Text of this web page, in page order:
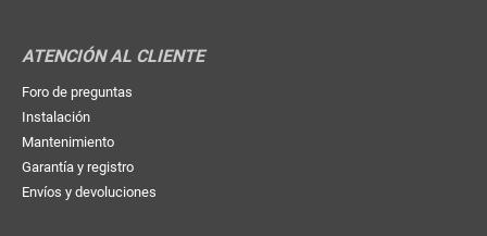
ATENCIÓN AL CLIENTE
Foro de preguntas
Instalación
Mantenimiento
Garantía y registro
Envíos y devoluciones